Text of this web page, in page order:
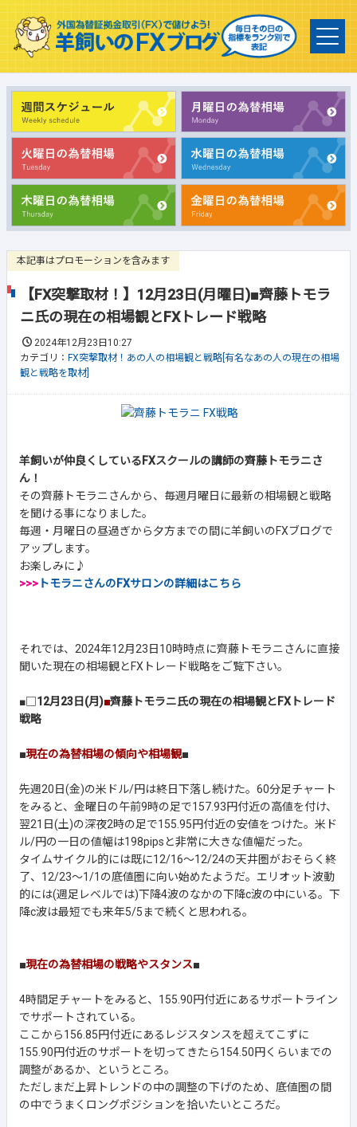
本記事はプロモーションを含みます
【FX突撃取材！】12月23日(月曜日)■齊藤トモラ
ニ氏の現在の相場観とFXトレード戦略
2024年12月23日10:27
カテゴリ： FX突撃取材！あの人の相場観と戦略[有名なあの人の現在の相場
観と戦略を取材]
羊飼いが仲良くしているFXスクールの講師の齊藤トモラニさ
ん！
その齊藤トモラニさんから、毎週月曜日に最新の相場観と戦略
を聞ける事になりました。
毎週・月曜日の昼過ぎから夕方までの間に羊飼いのFXブログで
アップします。
お楽しみに♪
>>> トモラニさんのFXサロンの詳細はこちら
それでは、2024年12月23日10時時点に齊藤トモラニさんに直接
聞いた現在の相場観とFXトレード戦略をご覧下さい。
■□12月23日(月)■齊藤トモラニ氏の現在の相場観とFXトレード
戦略
■現在の為替相場の傾向や相場観■
先週20日(金)の米ドル/円は終日下落し続けた。60分足チャート
をみると、金曜日の午前9時の足で157.93円付近の高値を付け、
翌21日(土)の深夜2時の足で155.95円付近の安値をつけた。米ド
ル/円の一日の値幅は198pipsと非常に大きな値幅だった。
タイムサイクル的には既に12/16～12/24の天井圏がおそらく終
了、12/23～1/1の底値圏に向い始めたようだ。エリオット波動
的には(週足レベルでは)下降4波のなかの下降c波の中にいる。下
降c波は最短でも来年5/5まで続くと思われる。
■現在の為替相場の戦略やスタンス■
4時間足チャートをみると、155.90円付近にあるサポートライン
でサポートされている。
ここから156.85円付近にあるレジスタンスを超えてこずに
155.90円付近のサポートを切ってきたら154.50円くらいまでの
調整があるか、というところ。
ただしまだ上昇トレンドの中の調整の下げのため、底値圏の間
の中でうまくロングポジションを拾いたいところだ。